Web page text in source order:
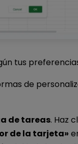
tus
de
de tareas. Haz
de la tarjeta»